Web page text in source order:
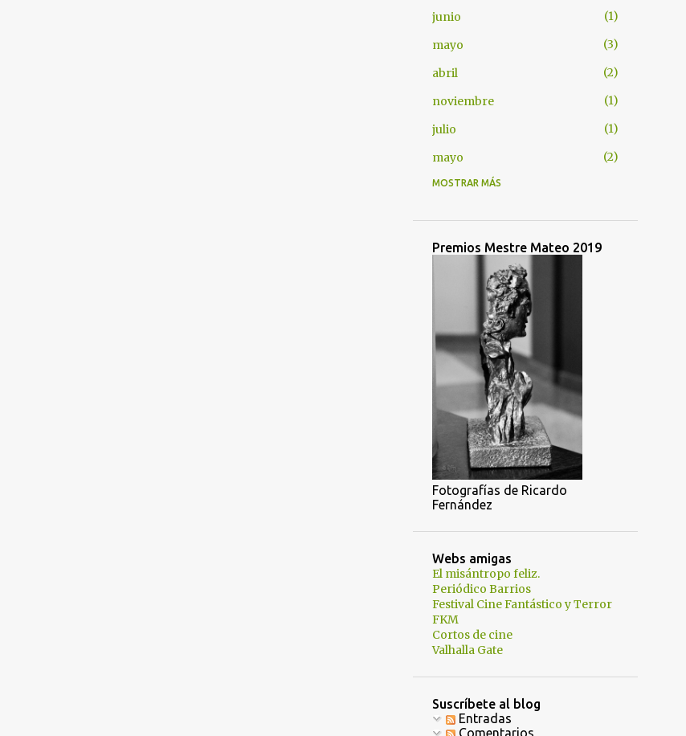
junio
1
mayo
3
abril
2
noviembre
1
julio
1
mayo
2
octubre
octubre
marzo
febrero
enero
diciembre
noviembre
octubre
agosto
julio
junio
11
mayo
febrero
MOSTRAR MÁS
Premios Mestre Mateo 2019
Fotografías de Ricardo
Fernández
Webs amigas
El misántropo feliz.
Periódico Barrios
Festival Cine Fantástico y Terror
FKM
Cortos de cine
Valhalla Gate
Suscríbete al blog
Entradas
Comentarios